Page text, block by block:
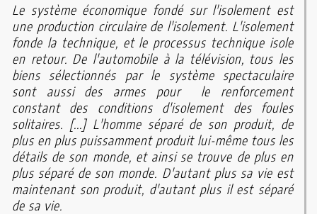
Le système économique fondé sur l'isolement est
une production circulaire de l'isolement. L'isolement
fonde la technique, et le processus technique isole
en retour. De l'automobile à la télévision, tous les
biens sélectionnés par le système spectaculaire
sont aussi des armes pour le renforcement
constant des conditions d'isolement des foules
solitaires. [...] L'homme séparé de son produit, de
plus en plus puissamment produit lui-même tous les
détails de son monde, et ainsi se trouve de plus en
plus séparé de son monde. D'autant plus sa vie est
maintenant son produit, d'autant plus il est séparé
de sa vie.